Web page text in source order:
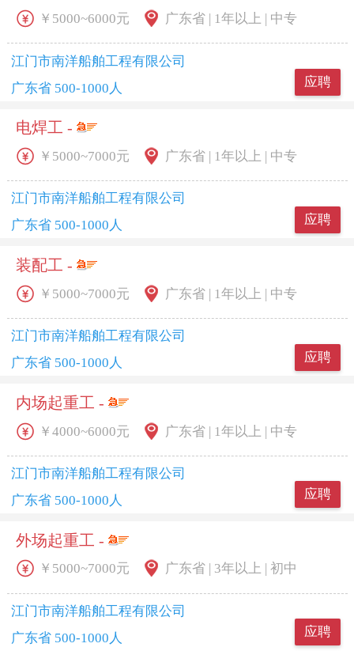
应聘
￥5000~6000元 广东省 | 1年以上 | 中专
江门市南洋船舶工程有限公司
广东省 500-1000人
电焊工 -
应聘
￥5000~7000元 广东省 | 1年以上 | 中专
江门市南洋船舶工程有限公司
广东省 500-1000人
装配工 -
应聘
￥5000~7000元 广东省 | 1年以上 | 中专
江门市南洋船舶工程有限公司
广东省 500-1000人
内场起重工 -
应聘
￥4000~6000元 广东省 | 1年以上 | 中专
江门市南洋船舶工程有限公司
广东省 500-1000人
外场起重工 -
应聘
￥5000~7000元 广东省 | 3年以上 | 初中
江门市南洋船舶工程有限公司
广东省 500-1000人